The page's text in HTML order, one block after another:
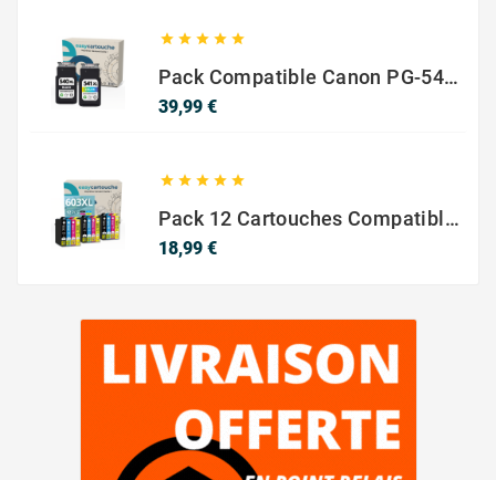
    
Pack Compatible Canon PG-540 XL / CL-541 XL – Noir & Couleur – Haute Capacité
39,99 €Prix
    
Pack 12 Cartouches Compatible EPSON 603XL
18,99 €Prix